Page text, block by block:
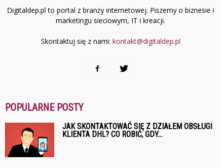
Digitaldep.pl to portal z branży internetowej. Piszemy o biznesie i
marketingu sieciowym, IT i kreacji.
Skontaktuj się z nami: kontakt@digitaldep.pl
POPULARNE POSTY
JAK SKONTAKTOWAĆ SIĘ Z DZIAŁEM OBSŁUGI
KLIENTA DHL? CO ROBIĆ, GDY...